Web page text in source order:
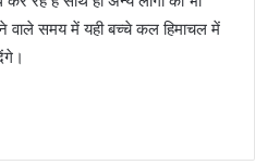
वाले समय में यही बच्चे कल हिमाचल में